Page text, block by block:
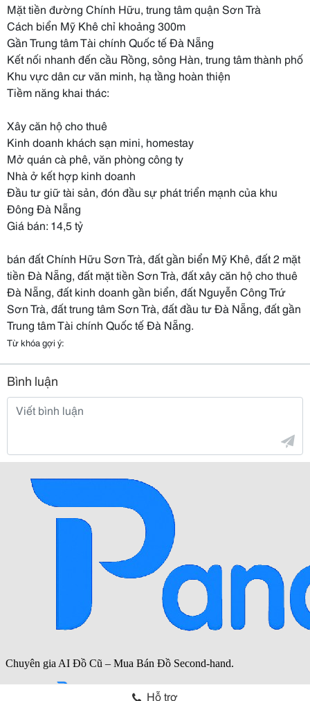
Mặt tiền đường Chính Hữu, trung tâm quận Sơn Trà
Cách biển Mỹ Khê chỉ khoảng 300m
Gần Trung tâm Tài chính Quốc tế Đà Nẵng
Kết nối nhanh đến cầu Rồng, sông Hàn, trung tâm thành phố
Khu vực dân cư văn minh, hạ tầng hoàn thiện
Tiềm năng khai thác:
Xây căn hộ cho thuê
Kinh doanh khách sạn mini, homestay
Mở quán cà phê, văn phòng công ty
Nhà ở kết hợp kinh doanh
Đầu tư giữ tài sản, đón đầu sự phát triển mạnh của khu
Đông Đà Nẵng
Giá bán: 14,5 tỷ
bán đất Chính Hữu Sơn Trà, đất gần biển Mỹ Khê, đất 2 mặt
tiền Đà Nẵng, đất mặt tiền Sơn Trà, đất xây căn hộ cho thuê
Đà Nẵng, đất kinh doanh gần biển, đất Nguyễn Công Trứ
Sơn Trà, đất trung tâm Sơn Trà, đất đầu tư Đà Nẵng, đất gần
Trung tâm Tài chính Quốc tế Đà Nẵng.
Từ khóa gợi ý:
Bình luận
Hỗ trợ